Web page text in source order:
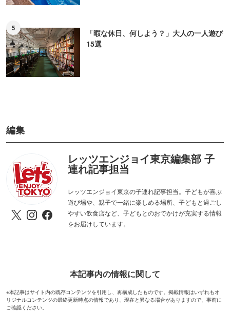
5
「暇な休日、何しよう？」大人の一人遊び
15選
編集
レッツエンジョイ東京編集部 子
連れ記事担当
レッツエンジョイ東京の子連れ記事担当。子どもが喜ぶ
遊び場や、親子で一緒に楽しめる場所、子どもと過ごし
やすい飲食店など、子どもとのおでかけが充実する情報
をお届けしています。
本記事内の情報に関して
※本記事はサイト内の既存コンテンツを引用し、再構成したものです。掲載情報はいずれもオ
リジナルコンテンツの最終更新時点の情報であり、現在と異なる場合がありますので、事前に
ご確認ください。